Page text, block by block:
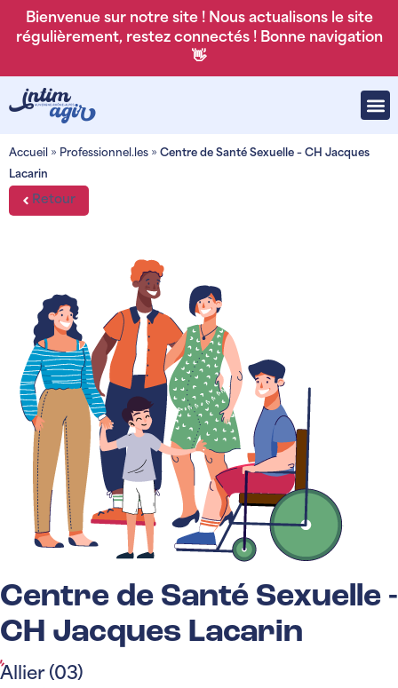
Bienvenue sur notre site ! Nous actualisons le site
régulièrement, restez connectés ! Bonne navigation
👋
Accueil » Professionnel.les » Centre de Santé Sexuelle – CH Jacques
Lacarin
Retour
Centre de Santé Sexuelle -
CH Jacques Lacarin
Allier (03)